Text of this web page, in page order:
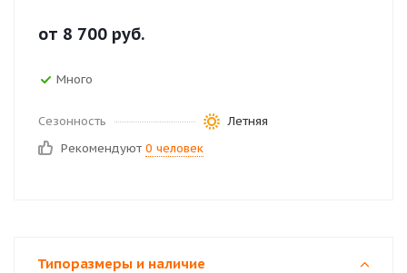
от 8 700 руб.
Много
Сезонность
Летняя
Рекомендуют 0 человек
Типоразмеры и наличие